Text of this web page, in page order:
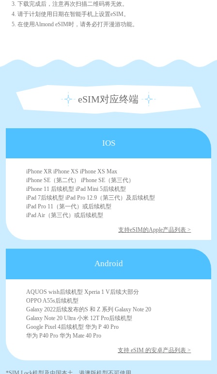
3. 下载完成后，注意再次扫描二维码将无效。
4. 请于计划使用日期在智能手机上设置eSIM。
5. 在使用Almond eSIM时，请务必打开漫游功能。
eSIM对应终端
IOS
iPhone XR iPhone XS iPhone XS Max
iPhone SE（第二代） iPhone SE（第三代）
iPhone 11 后续机型 iPad Mini 5后续机型
iPad 7后续机型 iPad Pro 12.9（第三代）及后续机型
iPad Pro 11（第一代）或后续机型
iPad Air（第三代）或后续机型
支持eSIM的Apple产品列表 >
Android
AQUOS wish后续机型 Xperia 1 V后续大部分
OPPO A55s后续机型
Galaxy 2022后续发布的S 和 Z 系列 Galaxy Note 20
Galaxy Note 20 Ultra 小米 12T Pro后续机型
Google Pixel 4后续机型 华为 P 40 Pro
华为 P40 Pro 华为 Mate 40 Pro
支持 eSIM 的安卓产品列表 >